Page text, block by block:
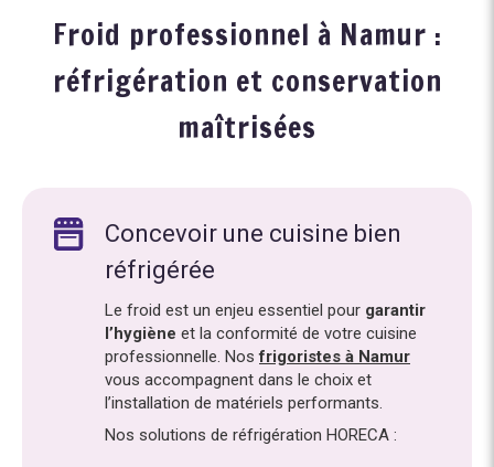
Froid professionnel à Namur :
réfrigération et conservation
maîtrisées
Concevoir une cuisine bien
réfrigérée
Le froid est un enjeu essentiel pour garantir
l’hygiène et la conformité de votre cuisine
professionnelle. Nosfrigoristes à Namur
vous accompagnent dans le choix et
l’installation de matériels performants.
Nos solutions de réfrigération HORECA :